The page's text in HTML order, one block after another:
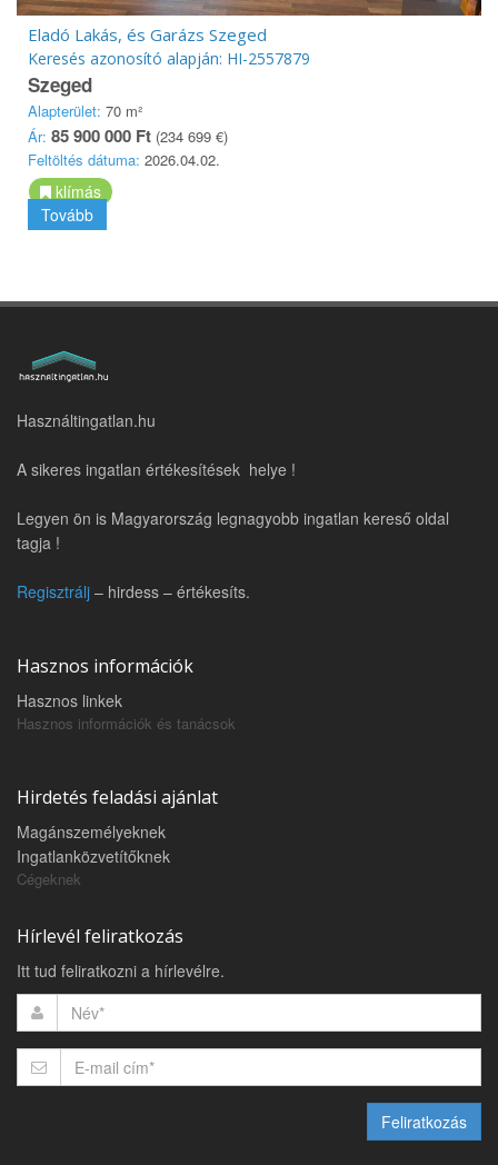
Eladó Lakás, és Garázs Szeged
Keresés azonosító alapján: HI-2557879
Szeged
Alapterület: 70 m²
Ár: 85 900 000 Ft (234 699 €)
Feltöltés dátuma: 2026.04.02.
klímás
Tovább
Használtingatlan.hu
A sikeres ingatlan értékesítések helye !
Legyen ön is Magyarország legnagyobb ingatlan kereső oldal
tagja !
Regisztrálj – hirdess – értékesíts.
Hasznos információk
Hasznos linkek
Hasznos információk és tanácsok
Hirdetés feladási ajánlat
Magánszemélyeknek
Ingatlanközvetítőknek
Cégeknek
Hírlevél feliratkozás
Itt tud feliratkozni a hírlevélre.
Feliratkozás